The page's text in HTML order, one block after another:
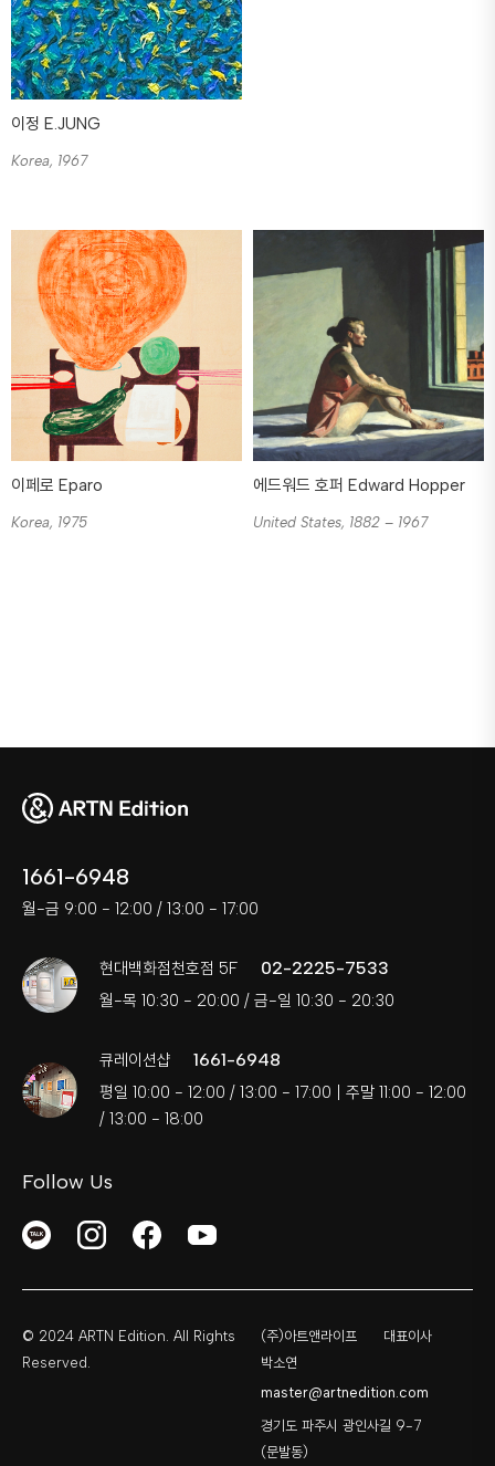
이정 E.JUNG
Korea, 1967
이페로 Eparo
Korea, 1975
에드워드 호퍼 Edward Hopper
United States, 1882 – 1967
1661-6948
월-금 9:00 - 12:00 / 13:00 - 17:00
현대백화점천호점 5F 02-2225-7533
월-목 10:30 - 20:00 / 금-일 10:30 - 20:30
큐레이션샵 1661-6948
평일 10:00 - 12:00 / 13:00 - 17:00 | 주말 11:00 - 12:00
/ 13:00 - 18:00
Follow Us
© 2024 ARTN Edition. All Rights
Reserved.
(주)아트앤라이프
대표이사
박소연
master@artnedition.com
경기도 파주시 광인사길 9-7
(문발동)